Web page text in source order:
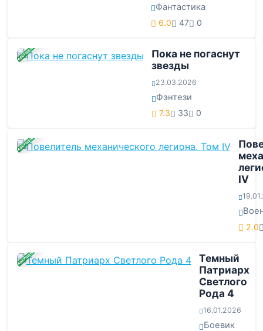
Фантастика
6.0 47 0
ЗАВЕРШЕНА
Пока не погаснут
звезды
23.03.2026
Фэнтези
7.3 33 0
ЗАВЕРШЕНА
IV
2.0
ЗАВЕРШЕНА
Темный
Патриарх
Светлого
Рода 4
16.01.2026
Боевик